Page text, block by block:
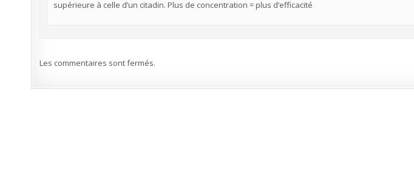
supérieure à celle d’un citadin. Plus de concentration = plus d’efficacité
Les commentaires sont fermés.